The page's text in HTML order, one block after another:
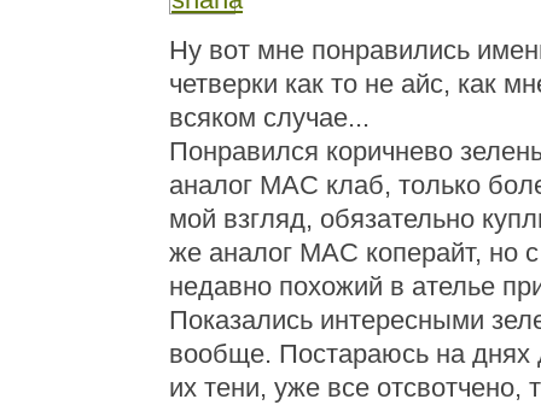
Ну вот мне понравились
четверки как то не айс, как
всяком случае...
Понравился коричнево
аналог МАС клаб, только
мой взгляд, обязательно
же аналог МАС коперайт, но
недавно похожий в ателье
Показались интересными
вообще. Постараюсь на днях
их тени, уже все отсвотчено,